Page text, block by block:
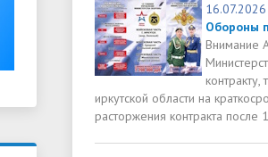
16.07.2026
Обороны
Внимание
иркутской области на
расторжения контракта после